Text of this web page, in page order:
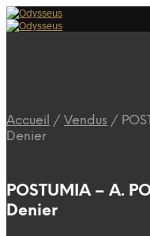
Accueil / Vendus /
Denier
POSTUMIA – A.
Denier